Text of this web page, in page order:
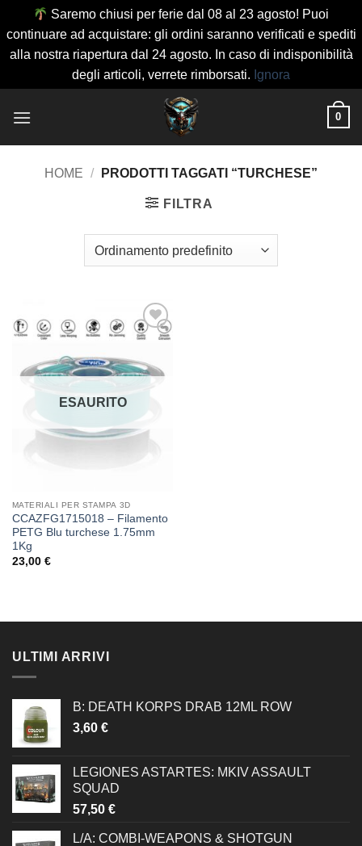
Saremo chiusi per ferie dal 08 al 23 agosto! Puoi
continuare ad acquistare: gli ordini saranno verificati e spediti
alla nostra riapertura dal 24 agosto. In caso di indisponibilità
degli articoli, verrete rimborsati. Ignora
0
HOME / PRODOTTI TAGGATI “TURCHESE”
FILTRA
Aggiungi
dei
desideri
ESAURITO
MATERIALI PER STAMPA 3D
CCAZFG1715018 – Filamento
PETG Blu turchese 1.75mm
1Kg
23,00 €
ULTIMI ARRIVI
B: DEATH KORPS DRAB 12ML ROW
3,60 €
LEGIONES ASTARTES: MKIV ASSAULT
SQUAD
57,50 €
L/A: COMBI-WEAPONS & SHOTGUN